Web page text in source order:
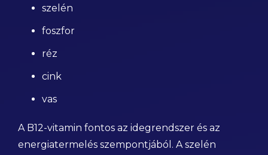
szelén
foszfor
réz
cink
vas
A B12-vitamin fontos az idegrendszer és az
energiatermelés szempontjából. A szelén